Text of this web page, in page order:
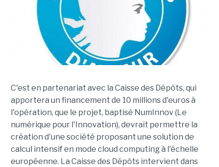
C'est en partenariat avec la Caisse des Dépôts, qui
apportera un financement de 10 millions d'euros à
l'opération, que le projet, baptisé NumInnov (Le
numérique pour l'Innovation), devrait permettre la
création d'une société proposant une solution de
calcul intensif en mode cloud computing à l'échelle
européenne. La Caisse des Dépôts intervient dans